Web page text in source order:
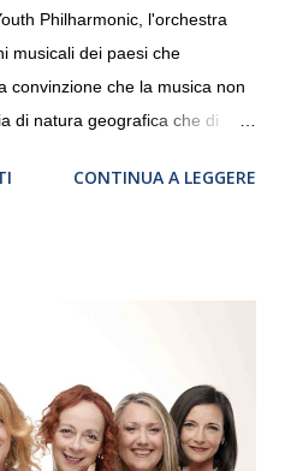
Philharmonic, l'orchestra
musicali dei paesi che
convinzione che la musica non
di natura geografica che di
in Germania, e toccherà, in
si esibirà per il secondo anno
avrà il piacere di applaudire i
Philharmonic per la quarta
CONTINUA A LEGGERE